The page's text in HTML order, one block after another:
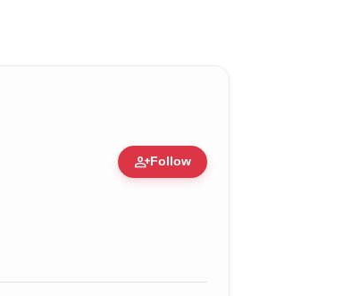
person_addFollow